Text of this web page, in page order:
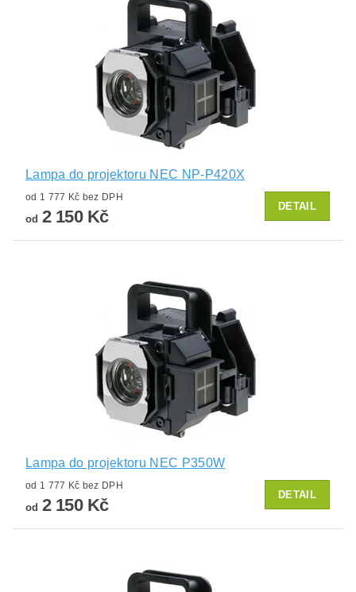
Lampa do projektoru NEC NP-P420X
od 1 777 Kč bez DPH
od 2 150 Kč
DETAIL
Lampa do projektoru NEC P350W
od 1 777 Kč bez DPH
od 2 150 Kč
DETAIL